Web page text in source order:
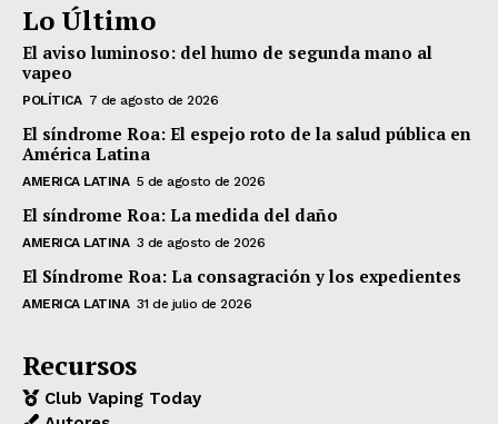
Lo Último
El aviso luminoso: del humo de segunda mano al
vapeo
POLÍTICA 7 de agosto de 2026
El síndrome Roa: El espejo roto de la salud pública en
América Latina
AMERICA LATINA 5 de agosto de 2026
El síndrome Roa: La medida del daño
AMERICA LATINA 3 de agosto de 2026
El Síndrome Roa: La consagración y los expedientes
AMERICA LATINA 31 de julio de 2026
Recursos
Club Vaping Today